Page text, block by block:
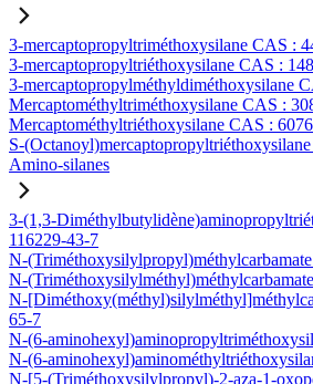
3-mercaptopropyltriméthoxysilane CAS :
3-mercaptopropyltriéthoxysilane CAS :
3-mercaptopropylméthyldiméthoxysilane
Mercaptométhyltriméthoxysilane CAS :
Mercaptométhyltriéthoxysilane CAS :
S-
Amino-silanes
3-(1,3-
116229-43-7
N-
N-
N-
65-7
N-(6-
N-(6-
N-[5-(Triméthoxysilylpropyl)-2-aza-1-